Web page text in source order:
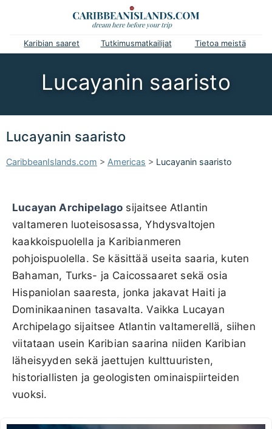
Karibian saaret Tutkimusmatkailijat Tietoa meistä
Lucayanin saaristo
Lucayanin saaristo
CaribbeanIslands.com > Americas > Lucayanin saaristo
Lucayan Archipelago sijaitsee Atlantin
valtameren luoteisosassa, Yhdysvaltojen
kaakkoispuolella ja Karibianmeren
pohjoispuolella. Se käsittää useita saaria, kuten
Bahaman, Turks- ja Caicossaaret sekä osia
Hispaniolan saaresta, jonka jakavat Haiti ja
Dominikaaninen tasavalta. Vaikka Lucayan
Archipelago sijaitsee Atlantin valtamerellä, siihen
viitataan usein Karibian saarina niiden Karibian
läheisyyden sekä jaettujen kulttuuristen,
historiallisten ja geologisten ominaispiirteiden
vuoksi.